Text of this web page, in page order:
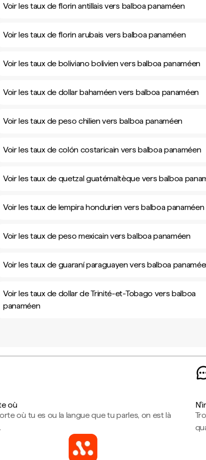
Voir les taux de florin antillais vers balboa panaméen
Voir les taux de florin arubais vers balboa panaméen
Voir les taux de boliviano bolivien vers balboa panaméen
Voir les taux de dollar bahaméen vers balboa panaméen
Voir les taux de peso chilien vers balboa panaméen
Voir les taux de colón costaricain vers balboa panaméen
Voir les taux de quetzal guatémaltèque vers balboa
Voir les taux de lempira hondurien vers balboa panaméen
Voir les taux de peso mexicain vers balboa panaméen
Voir les taux de guaraní paraguayen vers balboa
Voir les taux de dollar de Trinité-et-Tobago vers balboa
panaméen
où
où tu es ou la langue que tu parles, on est là